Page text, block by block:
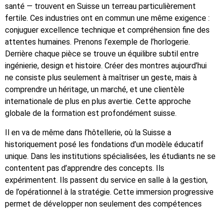
santé — trouvent en Suisse un terreau particulièrement
fertile. Ces industries ont en commun une même exigence :
conjuguer excellence technique et compréhension fine des
attentes humaines. Prenons l’exemple de l’horlogerie.
Derrière chaque pièce se trouve un équilibre subtil entre
ingénierie, design et histoire. Créer des montres aujourd’hui
ne consiste plus seulement à maîtriser un geste, mais à
comprendre un héritage, un marché, et une clientèle
internationale de plus en plus avertie. Cette approche
globale de la formation est profondément suisse.
Il en va de même dans l’hôtellerie, où la Suisse a
historiquement posé les fondations d’un modèle éducatif
unique. Dans les institutions spécialisées, les étudiants ne se
contentent pas d’apprendre des concepts. Ils
expérimentent. Ils passent du service en salle à la gestion,
de l’opérationnel à la stratégie. Cette immersion progressive
permet de développer non seulement des compétences